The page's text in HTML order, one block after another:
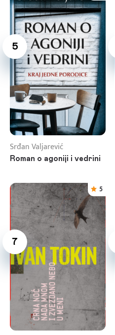
5
Srđan Valjarević
Roman o agoniji i vedrini
7
5